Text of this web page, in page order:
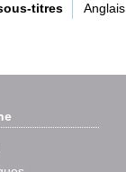
titres
Anglais